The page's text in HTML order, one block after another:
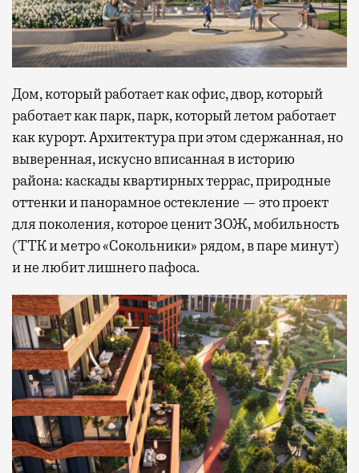
Дом, который работает как офис, двор, который
работает как парк, парк, который летом работает
как курорт. Архитектура при этом сдержанная, но
выверенная, искусно вписанная в историю
района: каскады квартирных террас, природные
оттенки и панорамное остекление — это проект
для поколения, которое ценит ЗОЖ, мобильность
(ТТК и метро «Сокольники» рядом, в паре минут)
и не любит лишнего пафоса.